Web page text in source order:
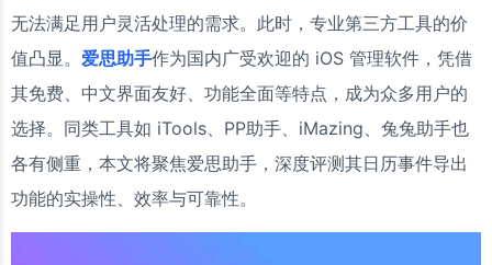
无法满足用户灵活处理的需求。此时，专业第三方工具的价
值凸显。 爱思助手作为国内广受欢迎的 iOS 管理软件，凭借
其免费、中文界面友好、功能全面等特点，成为众多用户的
选择。同类工具如 iTools、PP助手、iMazing、兔兔助手也
各有侧重，本文将聚焦爱思助手，深度评测其日历事件导出
功能的实操性、效率与可靠性。